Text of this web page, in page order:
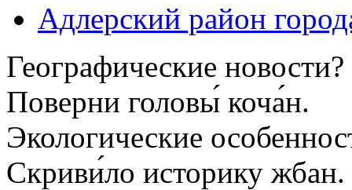
Адлерский район
Географические новости?
Поверни головы́ коча́н.
Экологические
Скриви́ло историку жбан.